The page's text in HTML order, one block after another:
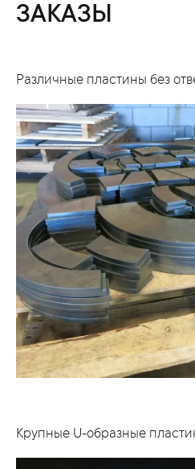
ЗАКАЗЫ
Различные пластины без
Крупные U-образные